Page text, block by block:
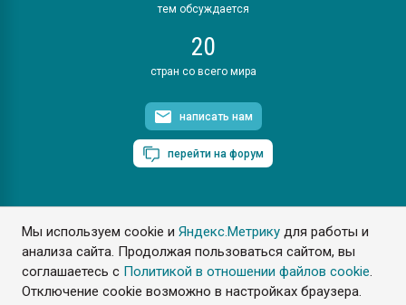
Мы используем cookie иЯндекс.Метрику для работы и
анализа сайта. Продолжая пользоваться сайтом, вы
соглашаетесь с Политикой в отношении файлов cookie.
Отключение cookie возможно в настройках браузера.
тем обсуждается
20
стран со всего мира
написать нам
перейти на форум
ПластЭксперт © 2006. Все права защищены
Разрешается копирование материалов сайта с обязательной
ссылкой на www.e-plastic.ru
Разработка сайта